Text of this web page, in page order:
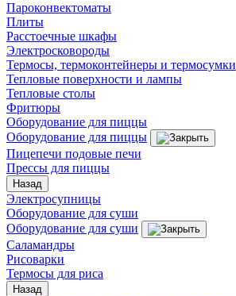
Пароконвектоматы
Плиты
Расстоечные шкафы
Электросковороды
Термосы, термоконтейнеры и термосумки
Тепловые поверхности и лампы
Тепловые столы
Фритюры
Оборудование для пиццы
Оборудование для пиццы
Пицепечи подовые печи
Прессы для пиццы
Назад
Электросупницы
Оборудование для суши
Оборудование для суши
Саламандры
Рисоварки
Термосы для риса
Назад